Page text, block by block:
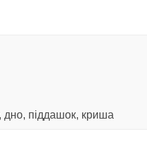
дно, піддашок, криша